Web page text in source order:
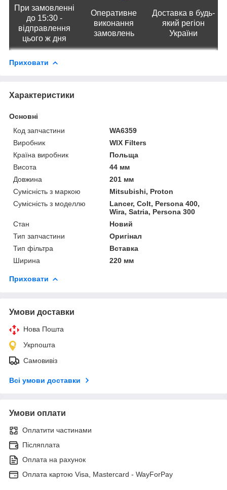
При замовленні
до 15:30 -
відправлення
цього ж дня
Оперативне
виконання
замовлень
Доставка в будь-
який регіон
України
Приховати
Характеристики
Основні
Код запчастини
WA6359
Виробник
WIX Filters
Країна виробник
Польща
Висота
44 мм
Довжина
201 мм
Сумісність з маркою
Mitsubishi, Proton
Сумісність з моделлю
Lancer, Colt, Persona 400,
Wira, Satria, Persona 300
Стан
Новий
Тип запчастини
Оригінал
Тип фільтра
Вставка
Ширина
220 мм
Приховати
Умови доставки
Нова Пошта
Укрпошта
Самовивіз
Всі умови доставки
Умови оплати
Оплатити частинами
Післяплата
Оплата на рахунок
Оплата картою Visa, Mastercard - WayForPay